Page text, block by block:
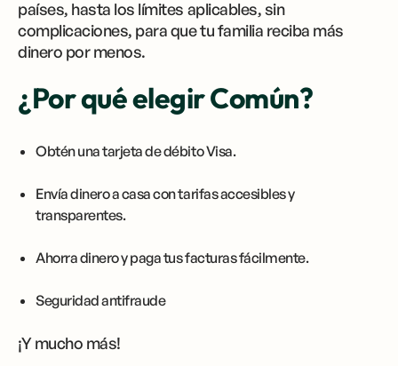
países, hasta los límites aplicables, sin
complicaciones, para que tu familia reciba más
dinero por menos.
¿Por qué elegir Común?
Obtén una tarjeta de débito Visa.
Envía dinero a casa con tarifas accesibles y
transparentes.
Ahorra dinero y paga tus facturas fácilmente.
Seguridad antifraude
¡Y mucho más!